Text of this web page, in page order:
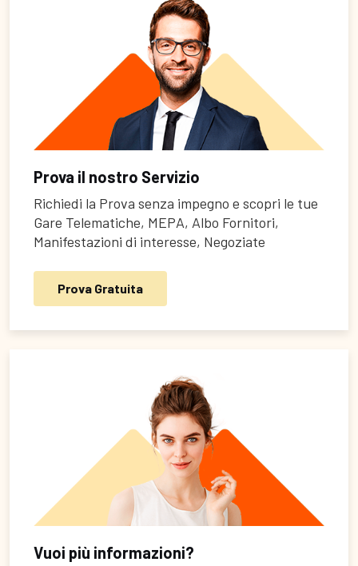
Prova il nostro Servizio
Richiedi la Prova senza impegno e scopri le tue
Gare Telematiche, MEPA, Albo Fornitori,
Manifestazioni di interesse, Negoziate
Prova Gratuita
Vuoi più informazioni?